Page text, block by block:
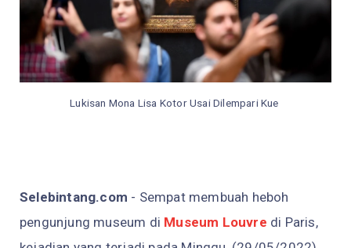
Lukisan Mona Lisa Kotor Usai Dilempari Kue
Selebintang.com - Sempat membuah heboh
pengunjung museum di Museum Louvre di Paris,